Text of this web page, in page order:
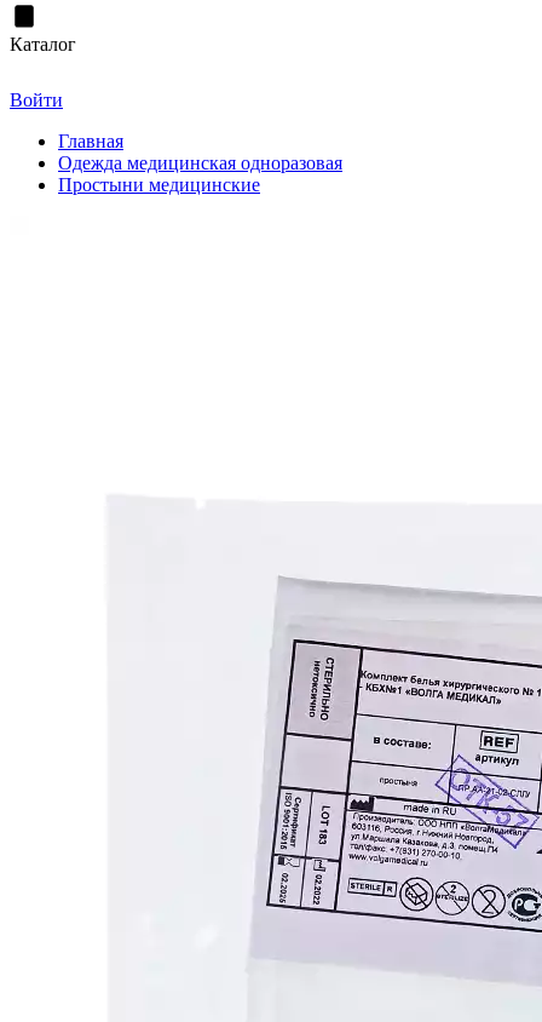
Каталог
Войти
Главная
Одежда медицинская одноразовая
Простыни медицинские